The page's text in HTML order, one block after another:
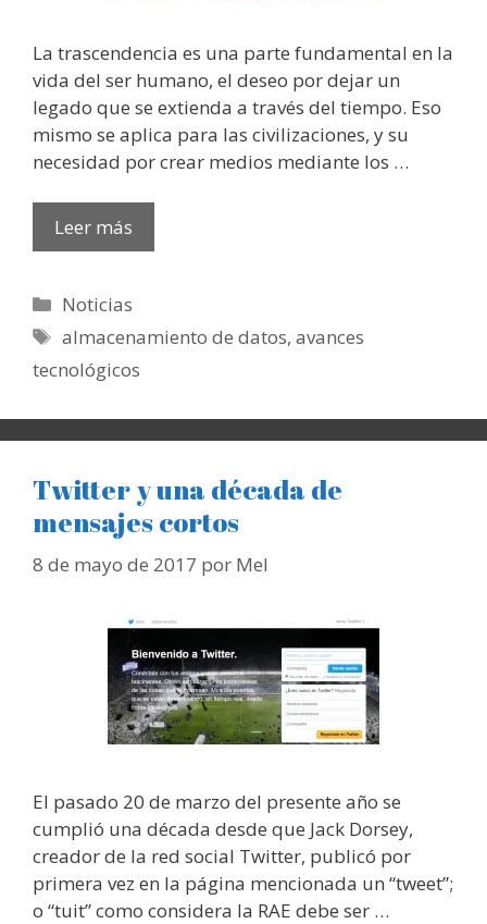
La trascendencia es una parte fundamental en la
vida del ser humano, el deseo por dejar un
legado que se extienda a través del tiempo. Eso
mismo se aplica para las civilizaciones, y su
necesidad por crear medios mediante los …
Leer más
Categorías
Noticias
Etiquetas
almacenamiento de datos,avances
tecnológicos
Twitter y una década de
mensajes cortos
8 de mayo de 2017 por Mel
El pasado 20 de marzo del presente año se
cumplió una década desde que Jack Dorsey,
creador de la red social Twitter, publicó por
primera vez en la página mencionada un “tweet”;
o “tuit” como considera la RAE debe ser …